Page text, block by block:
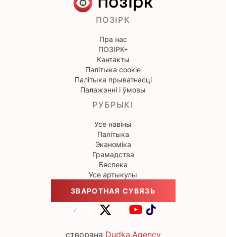
ПОЗІРК
Пра нас
ПОЗІРК+
Кантакты
Палітыка cookie
Палітыка прыватнасці
Палажэнні і ўмовы
РУБРЫКІ
Усе навіны
Палітыка
Эканоміка
Грамадства
Бяспека
Усе артыкулы
ЗВАРОТНАЯ СУВЯЗЬ
створана Dudka.Agency